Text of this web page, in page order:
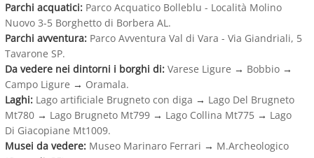
Parchi acquatici: Parco Acquatico Bolleblu - Località Molino
Nuovo 3-5 Borghetto di Borbera AL.
Parchi avventura: Parco Avventura Val di Vara - Via Giandriali, 5
Tavarone SP.
Da vedere nei dintorni i borghi di: Varese Ligure → Bobbio →
Campo Ligure → Oramala.
Laghi: Lago artificiale Brugneto con diga → Lago Del Brugneto
Mt780 → Lago Brugneto Mt799 → Lago Collina Mt775 → Lago
Di Giacopiane Mt1009.
Musei da vedere: Museo Marinaro Ferrari → M.Archeologico